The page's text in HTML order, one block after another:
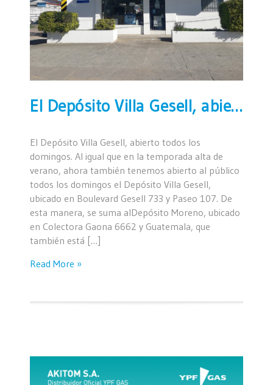
El Depósito Villa Gesell, abierto todos los domingos
El Depósito Villa Gesell, abierto todos los
domingos. Al igual que en la temporada alta de
verano, ahora también tenemos abierto al público
todos los domingos el Depósito Villa Gesell,
ubicado en Boulevard Gesell 733 y Paseo 107. De
esta manera, se suma alDepósito Moreno, ubicado
en Colectora Gaona 6662 y Guatemala, que
también está […]
Read More »